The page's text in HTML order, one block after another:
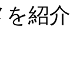
を紹介